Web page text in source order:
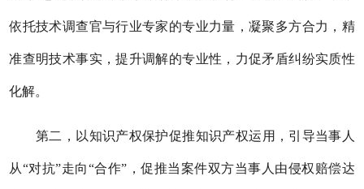
依托技术调查官与行业专家的专业力量，凝聚多方合力，精
准查明技术事实，提升调解的专业性，力促矛盾纠纷实质性
化解。
第二，以知识产权保护促推知识产权运用，引导当事人
从“对抗”走向“合作”，促推当案件双方当事人由侵权赔偿达